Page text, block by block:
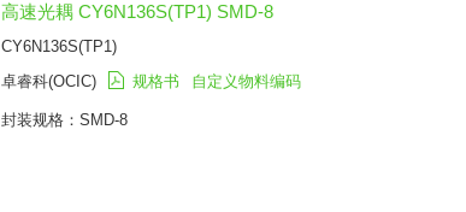
高速光耦 CY6N136S(TP1) SMD-8
CY6N136S(TP1)
卓睿科(OCIC)
规格书 自定义物料编码
封装规格：SMD-8